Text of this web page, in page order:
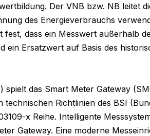
Der VNB bzw. NB leitet
des Energieverbrauchs
fest, dass ein Messwert außerhalb
ein Ersatzwert auf Basis des
spielt das Smart Meter Gateway
Richtlinien des BSI
x Reihe. Intelligente
Gateway. Eine moderne